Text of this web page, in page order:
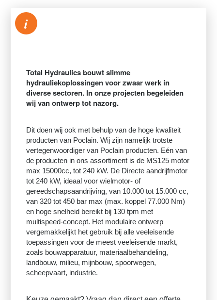
i
Total Hydraulics bouwt slimme
hydrauliekoplossingen voor zwaar werk in
diverse sectoren. In onze projecten begeleiden
wij van ontwerp tot nazorg.
Dit doen wij ook met behulp van de hoge kwaliteit
producten van Poclain. Wij zijn namelijk trotste
vertegenwoordiger van Poclain producten. Eén van
de producten in ons assortiment is de MS125 motor
max 15000cc, tot 240 kW. De Directe aandrijfmotor
tot 240 kW, ideaal voor wielmotor- of
gereedschapsaandrijving, van 10.000 tot 15.000 cc,
van 320 tot 450 bar max (max. koppel 77.000 Nm)
en hoge snelheid bereikt bij 130 tpm met
multispeed-concept. Het modulaire ontwerp
vergemakkelijkt het gebruik bij alle veeleisende
toepassingen voor de meest veeleisende markt,
zoals bouwapparatuur, materiaalbehandeling,
landbouw, milieu, mijnbouw, spoorwegen,
scheepvaart, industrie.